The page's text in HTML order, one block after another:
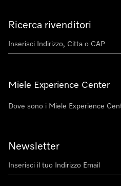
Ricerca rivenditori
Miele Experience Center
Dove sono i Miele Experience
Newsletter